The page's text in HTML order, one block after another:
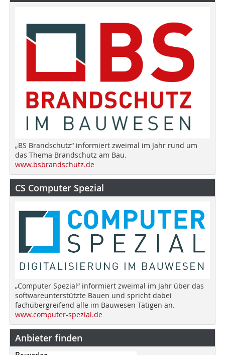
„BS Brandschutz“ informiert zweimal im Jahr rund um
das Thema Brandschutz am Bau.
www.bsbrandschutz.de
CS Computer Spezial
„Computer Spezial“ informiert zweimal im Jahr über das
softwareunterstützte Bauen und spricht dabei
fachübergreifend alle im Bauwesen Tätigen an.
www.computer-spezial.de
Anbieter finden